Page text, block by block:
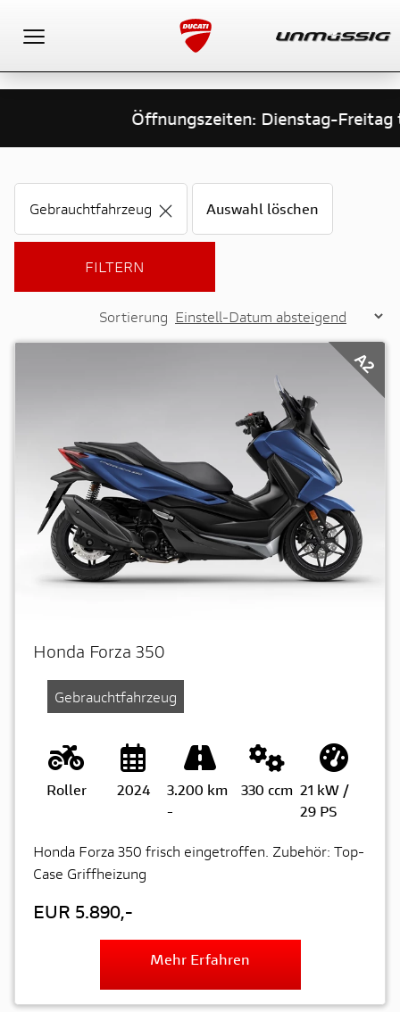
Öffnungszeiten: Dienstag-Freitag
Gebrauchtfahrzeug Auswahl löschen
FILTERN
Sortierung
Honda Forza 350
Gebrauchtfahrzeug
Roller 2024
3.200 km
-
330 ccm 21 kW /
29 PS
Honda Forza 350 frisch eingetroffen. Zubehör: Top-
Case Griffheizung
EUR 5.890,-
Mehr Erfahren
A2